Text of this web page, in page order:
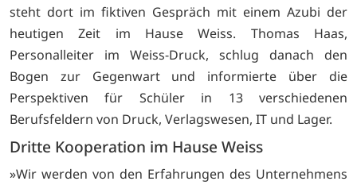
steht dort im fiktiven Gespräch mit einem Azubi der
heutigen Zeit im Hause Weiss. Thomas Haas,
Personalleiter im Weiss-Druck, schlug danach den
Bogen zur Gegenwart und informierte über die
Perspektiven für Schüler in 13 verschiedenen
Berufsfeldern von Druck, Verlagswesen, IT und Lager.
Dritte Kooperation im Hause Weiss
»Wir werden von den Erfahrungen des Unternehmens